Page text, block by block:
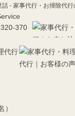
- 家事代行・お掃除代